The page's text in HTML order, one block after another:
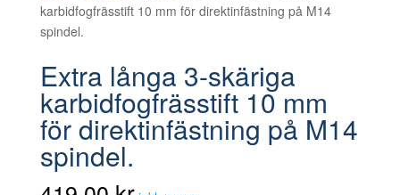
karbidfogfrässtift 10 mm för direktinfästning på M14
spindel.
Extra långa 3-skäriga
karbidfogfrässtift 10 mm
för direktinfästning på M14
spindel.